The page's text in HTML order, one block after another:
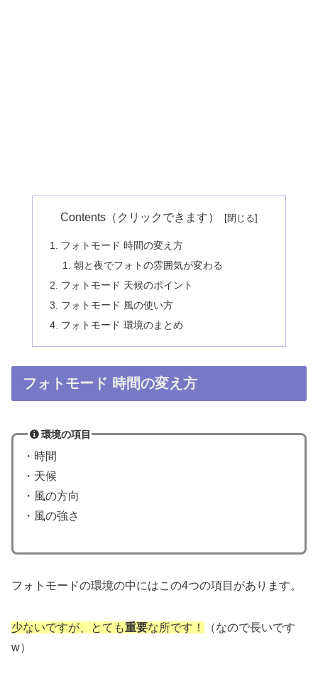
Contents（クリックできます）
フォトモード 時間の変え方
朝と夜でフォトの雰囲気が変わる
フォトモード 天候のポイント
フォトモード 風の使い方
フォトモード 環境のまとめ
フォトモード 時間の変え方
環境の項目
・時間
・天候
・風の方向
・風の強さ
フォトモードの環境の中にはこの4つの項目があります。
少ないですが、とても重要な所です！
（なので長いです
w）